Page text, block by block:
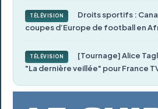
TÉLÉVISION
Droits sportifs :
coupes d’Europe de football en
TÉLÉVISION
[Tournage] Alice
"La dernière veillée" pour France